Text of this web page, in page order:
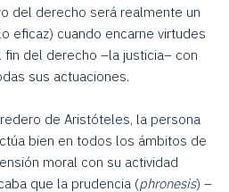
del derecho será realmente un
eficaz) cuando encarne virtudes
del derecho –la justicia– con
sus actuaciones.
de Aristóteles, la persona
bien en todos los ámbitos de
moral con su actividad
que la prudencia (phronesis) –